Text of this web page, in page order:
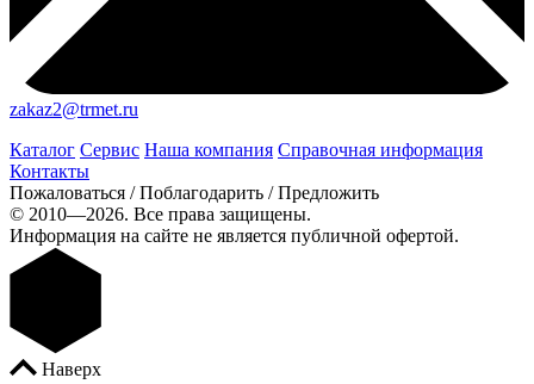
zakaz2@trmet.ru
Каталог Сервис Наша компания Справочная информация
Контакты
Пожаловаться / Поблагодарить / Предложить
© 2010—2026. Все права защищены.
Информация на сайте не является публичной офертой.
Наверх